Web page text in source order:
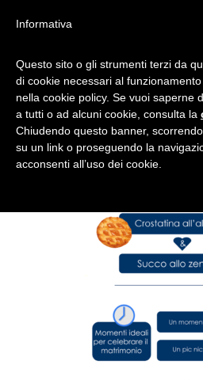
Informativa
Questo sito o gli strumenti terzi da
di cookie necessari al
nella cookie policy. Se vuoi saperne
a tutti o ad alcuni cookie, consulta la
Chiudendo questo banner,
su un link o proseguendo la
acconsenti all’uso dei cookie.